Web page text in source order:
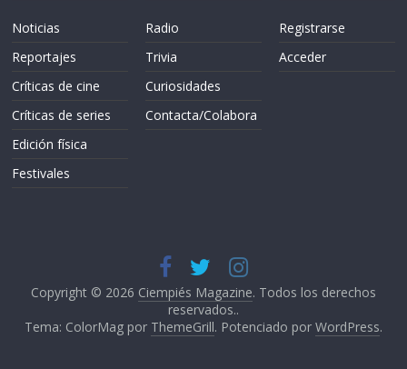
Noticias
Reportajes
Críticas de cine
Críticas de series
Edición física
Festivales
Radio
Trivia
Curiosidades
Contacta/Colabora
Registrarse
Acceder
Copyright © 2026 Ciempiés Magazine. Todos los derechos
reservados..
Tema: ColorMag por ThemeGrill. Potenciado por WordPress.